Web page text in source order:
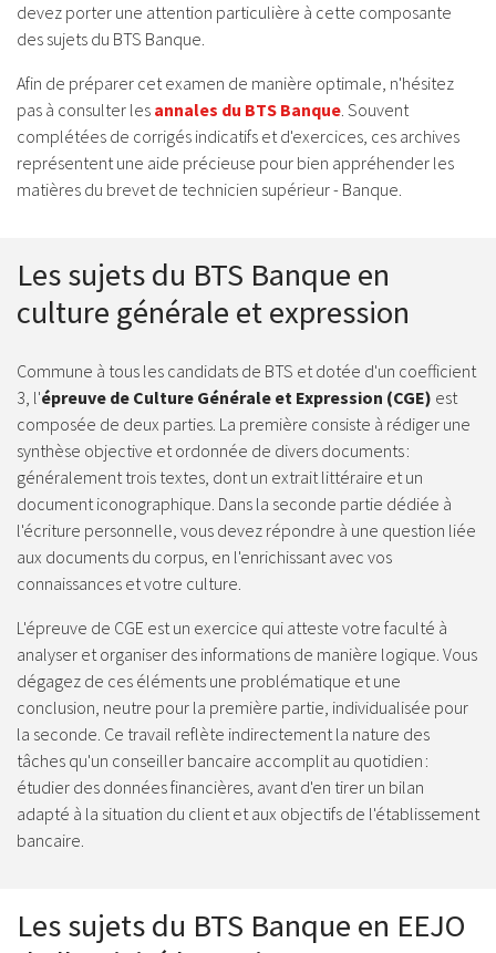
devez porter une attention particulière à cette composante
des sujets du BTS Banque.
Afin de préparer cet examen de manière optimale, n'hésitez
pas à consulter les annales du BTS Banque. Souvent
complétées de corrigés indicatifs et d'exercices, ces archives
représentent une aide précieuse pour bien appréhender les
matières du brevet de technicien supérieur - Banque.
Les sujets du BTS Banque en
culture générale et expression
Commune à tous les candidats de BTS et dotée d'un coefficient
3, l'épreuve de Culture Générale et Expression (CGE) est
composée de deux parties. La première consiste à rédiger une
synthèse objective et ordonnée de divers documents :
généralement trois textes, dont un extrait littéraire et un
document iconographique. Dans la seconde partie dédiée à
l'écriture personnelle, vous devez répondre à une question liée
aux documents du corpus, en l'enrichissant avec vos
connaissances et votre culture.
L'épreuve de CGE est un exercice qui atteste votre faculté à
analyser et organiser des informations de manière logique. Vous
dégagez de ces éléments une problématique et une
conclusion, neutre pour la première partie, individualisée pour
la seconde. Ce travail reflète indirectement la nature des
tâches qu'un conseiller bancaire accomplit au quotidien :
étudier des données financières, avant d'en tirer un bilan
adapté à la situation du client et aux objectifs de l'établissement
bancaire.
Les sujets du BTS Banque en EEJO